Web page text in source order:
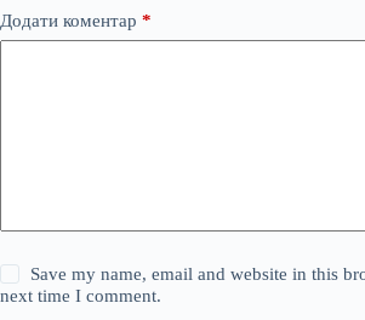
Додати коментар *
Save my name, email and website in this
next time I comment.